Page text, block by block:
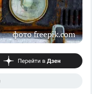
фото freepik.com